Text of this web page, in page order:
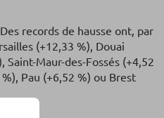
records de hausse ont, par
(+12,33 %), Douai
Maur-des-Fossés (+4,52
Pau (+6,52 %) ou Brest